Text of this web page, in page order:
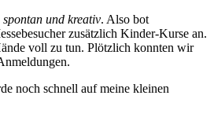
und kreativ. Also bot
zusätzlich Kinder-Kurse an.
voll zu tun. Plötzlich konnten wir
noch schnell auf meine kleinen